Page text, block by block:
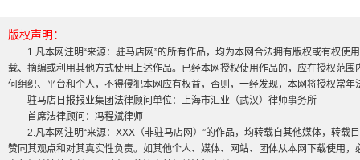
版权声明：
1.凡本网注明“来源：驻马店网”的所有作品，均为本网合法拥有版权或有权使
载、摘编或利用其他方式使用上述作品。已经本网授权使用作品的，应在授权范围
何组织、平台和个人，不得侵犯本网应有权益，否则，一经发现，本网将授权常
驻马店日报报业集团法律顾问单位：上海市汇业（武汉）律师事务所
首席法律顾问：冯程斌律师
2.凡本网注明“来源：XXX（非驻马店网）”的作品，均转载自其他媒体，转载
赞同其观点和对其真实性负责。如其他个人、媒体、网站、团体从本网下载使用，